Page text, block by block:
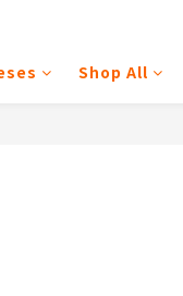
Shop All